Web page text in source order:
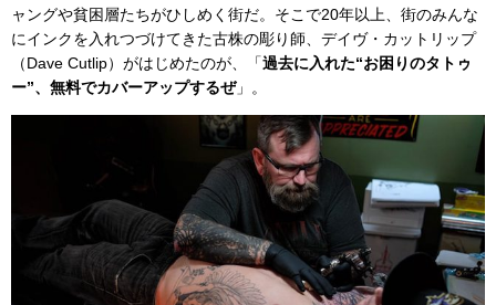
ャングや貧困層たちがひしめく街だ。そこで20年以上、街のみんな
にインクを入れつづけてきた古株の彫り師、デイヴ・カットリップ
（Dave Cutlip）がはじめたのが、「過去に入れた“お困りのタトゥ
ー”、無料でカバーアップするぜ」。